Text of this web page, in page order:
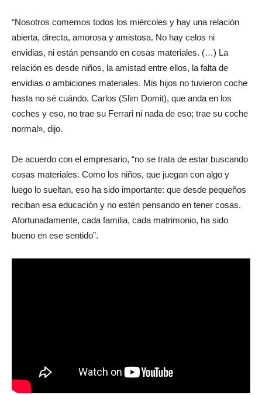
“Nosotros comemos todos los miércoles y hay una relación
abierta, directa, amorosa y amistosa. No hay celos ni
envidias, ni están pensando en cosas materiales. (…) La
relación es desde niños, la amistad entre ellos, la falta de
envidias o ambiciones materiales. Mis hijos no tuvieron coche
hasta no sé cuándo. Carlos (Slim Domit), que anda en los
coches y eso, no trae su Ferrari ni nada de eso; trae su coche
normal», dijo.
De acuerdo con el empresario, “no se trata de estar buscando
cosas materiales. Como los niños, que juegan con algo y
luego lo sueltan, eso ha sido importante: que desde pequeños
reciban esa educación y no estén pensando en tener cosas.
Afortunadamente, cada familia, cada matrimonio, ha sido
bueno en ese sentido”.